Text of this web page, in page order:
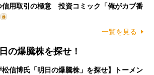
信用取引の極意 投資コミック「俺がカブ番
一覧を見る
の爆騰株を探せ！
松信博氏「明日の爆騰株」を探せ】トーメン